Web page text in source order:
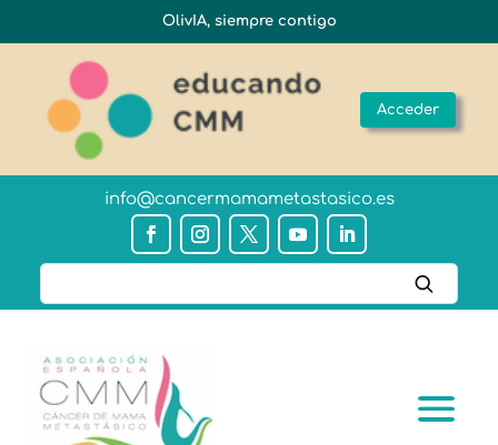
OlivIA, siempre contigo
Acceder
info@cancermamametastasico.es